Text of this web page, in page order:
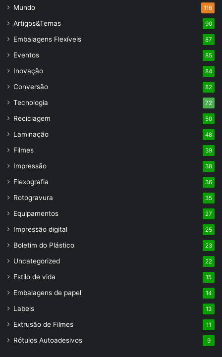
Mundo 116
Artigos&Temas 90
Embalagens Flexíveis 87
Eventos 85
Inovação 84
Conversão 82
Tecnologia 72
Reciclagem 50
Laminação 48
Filmes 39
Impressão 38
Flexografia 36
Rotogravura 35
Equipamentos 27
Impressão digital 25
Boletim do Plástico 23
Uncategorized 22
Estilo de vida 15
Embalagens de papel 14
Labels 13
Extrusão de Filmes 11
Rótulos Autoadesivos 9